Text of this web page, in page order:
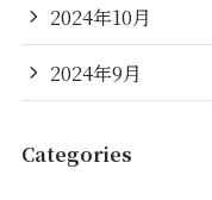
2024年10月
2024年9月
Categories